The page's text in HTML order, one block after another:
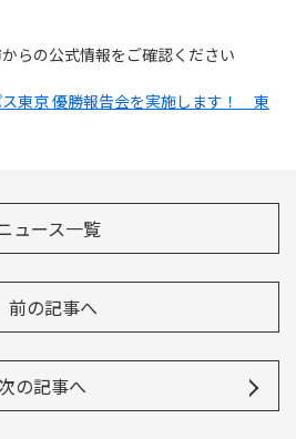
らの公式情報をご確認ください
東京 優勝報告会を実施します！ 東
ュース一覧
前の記事へ
の記事へ